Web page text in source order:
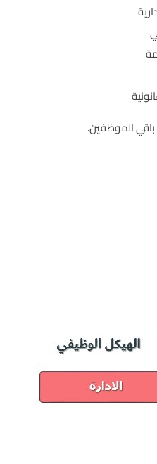
الموظفين.